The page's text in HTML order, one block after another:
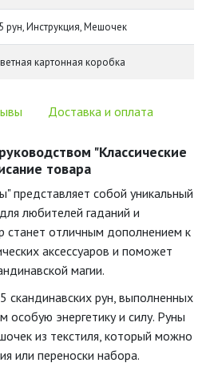
рун, Инструкция, Мешочек
картонная коробка
Доставка и оплата
"Классические
товара
представляет собой уникальный
любителей гаданий и
станет отличным дополнением к
аксессуаров и поможет
магии.
скандинавских рун, выполненных
особую энергетику и силу. Руны
из текстиля, который можно
или переноски набора.